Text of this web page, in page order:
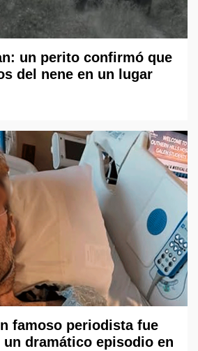
un perito confirmó que
del nene en un lugar
famoso periodista fue
dramático episodio en